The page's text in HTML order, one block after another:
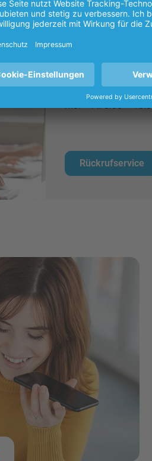
Unser Team freut
0800.930-10
Mo. – Fr. 8.00 –
Rückrufservice